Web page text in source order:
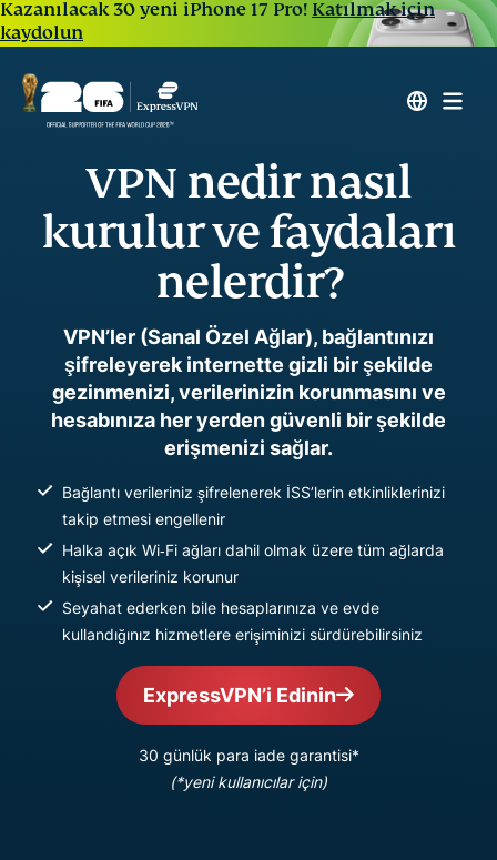
Kazanılacak 30 yeni iPhone 17 Pro! Katılmak için
kaydolun
VPN nedir nasıl
kurulur ve faydaları
nelerdir?
VPN’ler (Sanal Özel Ağlar), bağlantınızı
şifreleyerek internette gizli bir şekilde
gezinmenizi, verilerinizin korunmasını ve
hesabınıza her yerden güvenli bir şekilde
erişmenizi sağlar.
Bağlantı verileriniz şifrelenerek İSS’lerin etkinliklerinizi
takip etmesi engellenir
Halka açık Wi‑Fi ağları dahil olmak üzere tüm ağlarda
kişisel verileriniz korunur
Seyahat ederken bile hesaplarınıza ve evde
kullandığınız hizmetlere erişiminizi sürdürebilirsiniz
ExpressVPN’i Edinin
30 günlük para iade garantisi*
(*yeni kullanıcılar için)